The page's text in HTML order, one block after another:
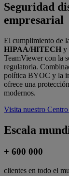
Seguridad
empresarial
El cumplimiento de
HIPAA/HITECH y
TeamViewer con la
regulatoria.
política BYOC y la
ofrece una
modernos.
Visita nuestro
Escala
+ 600 000
clientes en todo el